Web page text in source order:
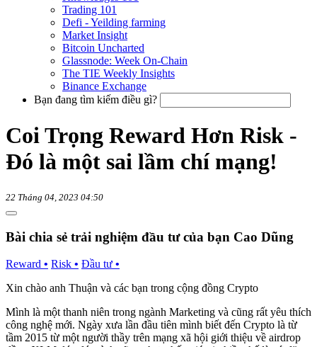
Trading 101
Defi - Yeilding farming
Market Insight
Bitcoin Uncharted
Glassnode: Week On-Chain
The TIE Weekly Insights
Binance Exchange
Bạn đang tìm kiếm điều gì?
Coi Trọng Reward Hơn Risk -
Đó là một sai lầm chí mạng!
22 Tháng 04, 2023 04:50
Bài chia sẻ trải nghiệm đầu tư của bạn Cao Dũng
Reward • Risk • Đầu tư •
Xin chào anh Thuận và các bạn trong cộng đồng Crypto
Mình là một thanh niên trong ngành Marketing và cũng rất yêu thích
công nghệ mới. Ngày xưa lần đầu tiên mình biết đến Crypto là từ
tầm 2015 từ một người thầy trên mạng xã hội giới thiệu về airdrop